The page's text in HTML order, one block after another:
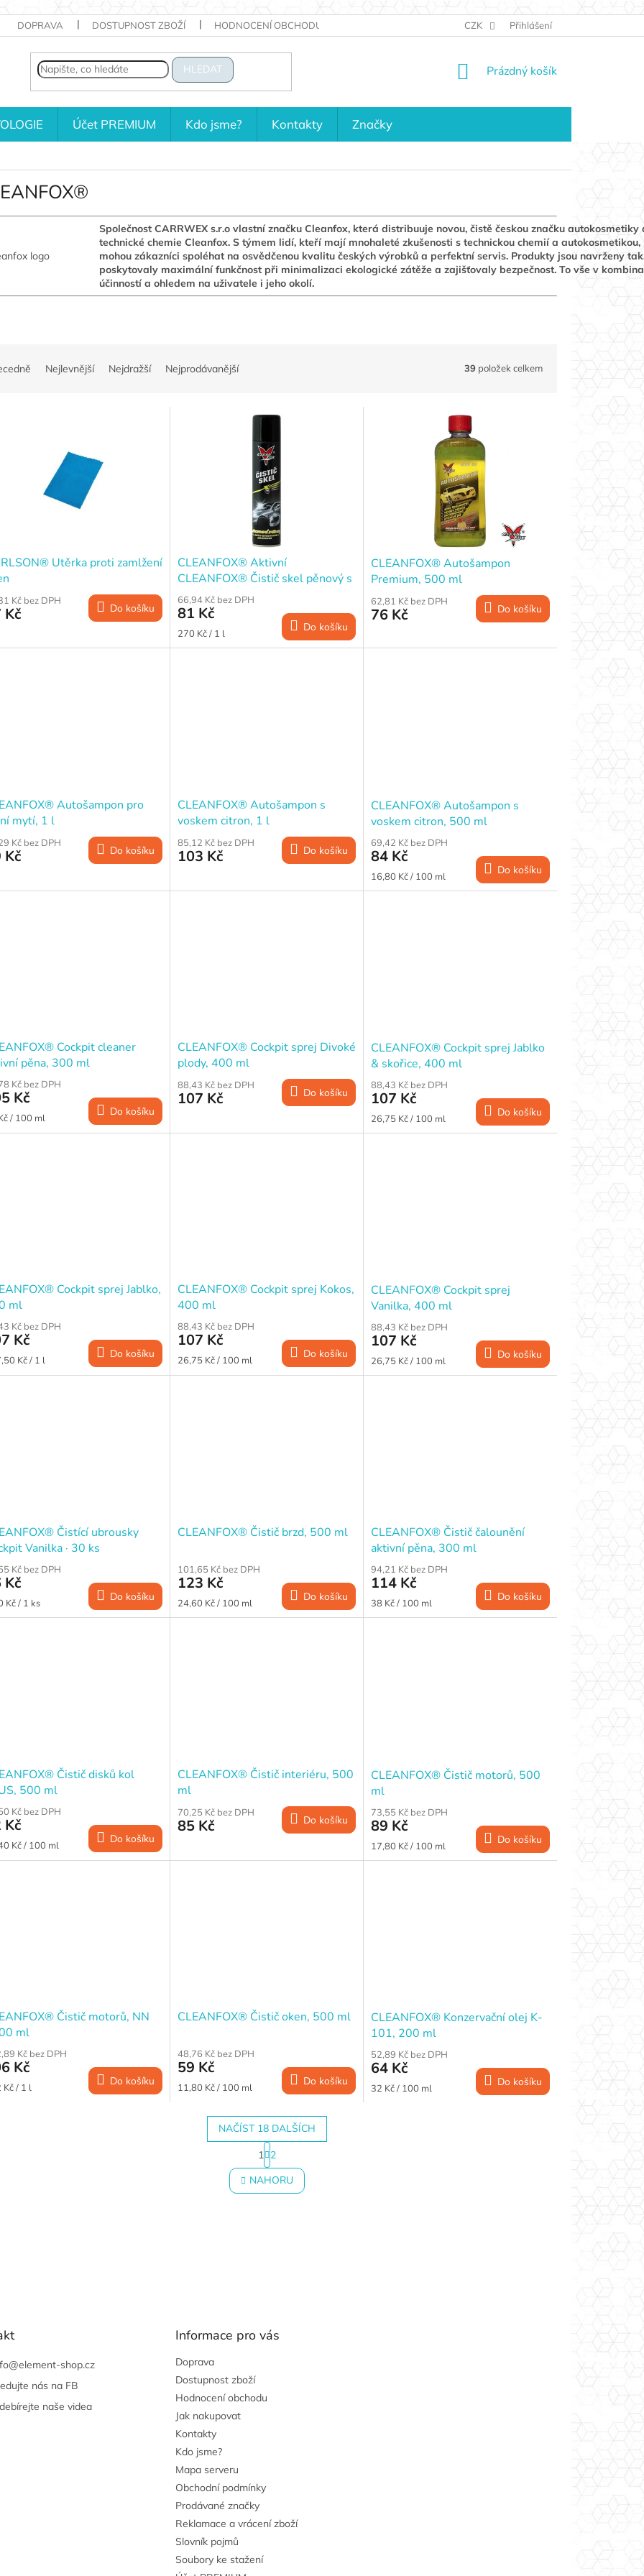
DOPRAVA DOSTUPNOST ZBOŽÍ HODNOCENÍ OBCHODU KONTAKTY KDO JSME?
CZK Přihlášení
HLEDAT
NÁKUPNÍ
Prázdný košík
Účet PREMIUM Kdo jsme? Kontakty Značky
Společnost CARRWEX s.r.o vlastní značku Cleanfox, která distribuuje novou, čistě českou značku autokosmetiky
technické chemie Cleanfox. S týmem lidí, kteří mají mnohaleté zkušenosti s technickou chemií a autokosmetikou,
mohou zákazníci spoléhat na osvědčenou kvalitu českých výrobků a perfektní servis. Produkty jsou navrženy
poskytovaly maximální funkčnost při minimalizaci ekologické zátěže a zajišťovaly bezpečnost. To vše v
účinností a ohledem na uživatele i jeho okolí.
Nejlevnější Nejdražší Nejprodávanější 39 položek celkem
Utěrka proti zamlžení
Kč bez DPH
Kč Do košíku
CLEANFOX® Aktivní
CLEANFOX® Čistič skel pěnový s
antireflexním účinkem, 300 ml
66,94 Kč bez DPH
81 Kč
Měrná
cena:
270 Kč / 1 l Do košíku
CLEANFOX® Autošampon
Premium, 500 ml
62,81 Kč bez DPH
76 Kč Do košíku
Autošampon pro
mytí, 1 l
Kč bez DPH
Kč Do košíku
CLEANFOX® Autošampon s
voskem citron, 1 l
85,12 Kč bez DPH
103 Kč Do košíku
CLEANFOX® Autošampon s
voskem citron, 500 ml
69,42 Kč bez DPH
84 Kč
Měrná
cena:
16,80 Kč / 100 ml Do košíku
Cockpit cleaner
pěna, 300 ml
Kč bez DPH
Kč
/ 100 ml Do košíku
CLEANFOX® Cockpit sprej Divoké
plody, 400 ml
88,43 Kč bez DPH
107 Kč Do košíku
CLEANFOX® Cockpit sprej Jablko
& skořice, 400 ml
88,43 Kč bez DPH
107 Kč
Měrná
cena:
26,75 Kč / 100 ml Do košíku
Cockpit sprej Jablko,
ml
Kč bez DPH
Kč
Kč / 1 l Do košíku
CLEANFOX® Cockpit sprej Kokos,
400 ml
88,43 Kč bez DPH
107 Kč
Měrná
cena:
26,75 Kč / 100 ml Do košíku
CLEANFOX® Cockpit sprej
Vanilka, 400 ml
88,43 Kč bez DPH
107 Kč
Měrná
cena:
26,75 Kč / 100 ml Do košíku
Čistící ubrousky
Vanilka · 30 ks
Kč bez DPH
Kč
Kč / 1 ks Do košíku
CLEANFOX® Čistič brzd, 500 ml
101,65 Kč bez DPH
123 Kč
Měrná
cena:
24,60 Kč / 100 ml Do košíku
CLEANFOX® Čistič čalounění
aktivní pěna, 300 ml
94,21 Kč bez DPH
114 Kč
Měrná
cena:
38 Kč / 100 ml Do košíku
Čistič disků kol
500 ml
Kč bez DPH
Kč
Kč / 100 ml Do košíku
CLEANFOX® Čistič interiéru, 500
ml
70,25 Kč bez DPH
85 Kč Do košíku
CLEANFOX® Čistič motorů, 500
ml
73,55 Kč bez DPH
89 Kč
Měrná
cena:
17,80 Kč / 100 ml Do košíku
Čistič motorů, NN
ml
Kč bez DPH
Kč
Kč / 1 l Do košíku
CLEANFOX® Čistič oken, 500 ml
48,76 Kč bez DPH
59 Kč
Měrná
11,80 Kč / 100 ml Do košíku
CLEANFOX® Konzervační olej K-
101, 200 ml
52,89 Kč bez DPH
64 Kč
Měrná
32 Kč / 100 ml Do košíku
O
v
l
v
s
u
NAČÍST 18 DALŠÍCH
S
t
r
á
n
1 2
NAHORU
@element-shop.cz
nás na FB
naše videa
Informace pro vás
Doprava
Dostupnost zboží
Hodnocení obchodu
Jak nakupovat
Kontakty
Kdo jsme?
Mapa serveru
Obchodní podmínky
Prodávané značky
Reklamace a vrácení zboží
Slovník pojmů
Soubory ke stažení